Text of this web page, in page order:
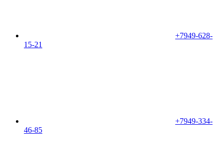
+7949-628-
15-21
+7949-334-
46-85